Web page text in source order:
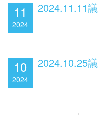
11
2024
10
2024
2024.10.25